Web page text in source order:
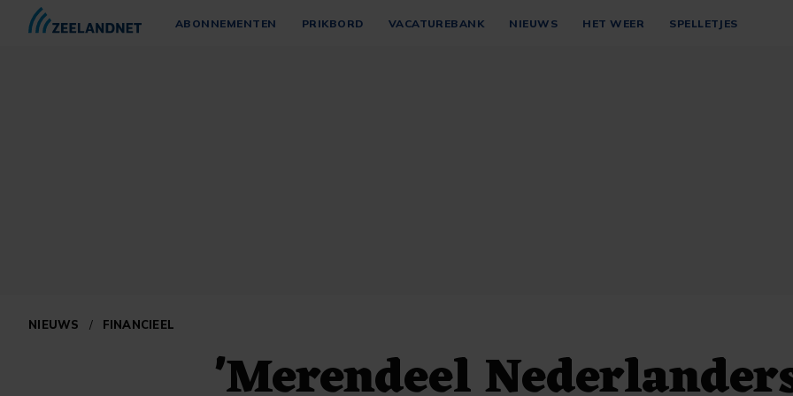
ABONNEMENTEN PRIKBORD VACATUREBANK NIEUWS HET WEER SPELLETJES
NIEUWS / FINANCIEEL